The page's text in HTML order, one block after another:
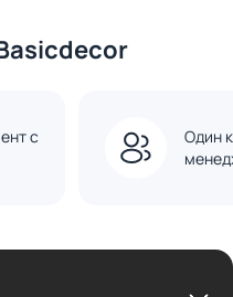
с
Один